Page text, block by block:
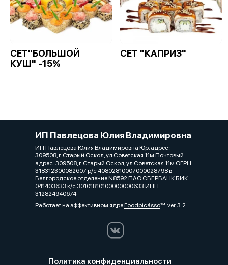
СЕТ"БОЛЬШОЙ
КУШ" -15%
СЕТ "КАПРИЗ"
ИП Павлецова Юлия Владимировна
ИП Павлецова Юлия Владимировна Юр. адрес:
309508, г. Старый Оскол, ул.Советская 11м Почтовый
адрес: 309508, г. Старый Оскол, ул.Советская 11м ОГРН
318312300082607 р/с 40802810007000028798 в
Белгородское отделение N8592 ПАО СБЕРБАНК БИК
041403633 к/с 30101810100000000633 ИНН
312824940674
Работает на эффективном ядреFoodpicássover. 3.2
Политика конфиденциальности